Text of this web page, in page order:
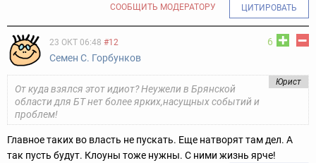
СООБЩИТЬ МОДЕРАТОРУ ЦИТИРОВАТЬ
6
23 ОКТ 06:48 #12
Cемен С. Горбунков
Юрист
От куда взялся этот идиот? Неужели в Брянской
области для БТ нет более ярких,насущных событий и
проблем!
Главное таких во власть не пускать. Еще натворят там дел. А
так пусть будут. Клоуны тоже нужны. С ними жизнь ярче!